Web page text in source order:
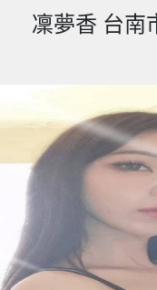
凜夢香 台南